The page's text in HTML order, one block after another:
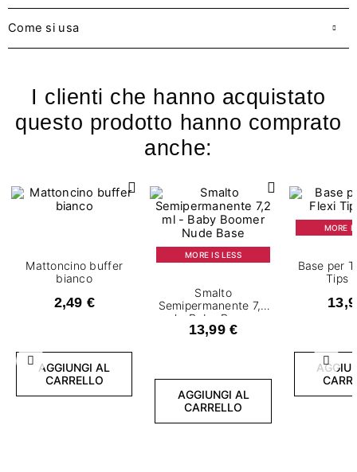
Come si usa
I clienti che hanno acquistato
questo prodotto hanno comprato
anche:
Precedente
Mattoncino buffer
bianco
2,49 €
AGGIUNGI AL
CARRELLO
MORE IS LESS
Smalto
Semipermanente 7,2
ml - Baby Boomer
Nude Base
13,99 €
AGGIUNGI AL
CARRELLO
MORE
Base per
Tips